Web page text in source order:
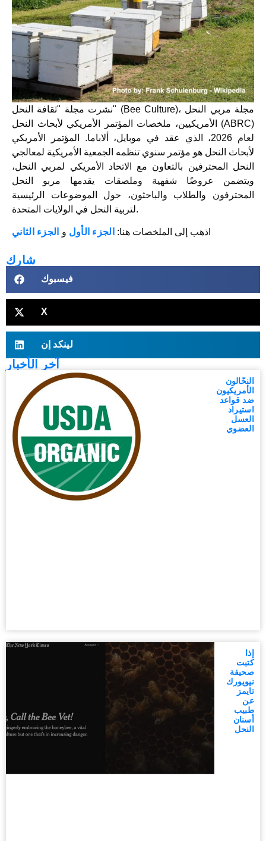
نشرت مجلة "ثقافة النحل" (Bee Culture)، مجلة مربي النحل
الأمريكيين، ملخصات المؤتمر الأمريكي لأبحاث النحل (ABRC)
لعام 2026، الذي عقد في موبايل، ألاباما. المؤتمر الأمريكي
لأبحاث النحل هو مؤتمر سنوي تنظمه الجمعية الأمريكية لمعالجي
النحل المحترفين بالتعاون مع الاتحاد الأمريكي لمربي النحل،
ويتضمن عروضًا شفهية وملصقات يقدمها مربو النحل
المحترفون والطلاب والباحثون، حول الموضوعات الرئيسية
لتربية النحل في الولايات المتحدة.
اذهب إلى الملخصات هنا: الجزء الأول و الجزء الثاني
شارك
فيسبوك
X
لينكد إن
آخر الأخبار
النحّالون
الأمريكيون
ضد قواعد
استيراد
العسل
العضوي
إذا
كتبت
صحيفة
نيويورك
تايمز
عن
طبيب
أسنان
النحل